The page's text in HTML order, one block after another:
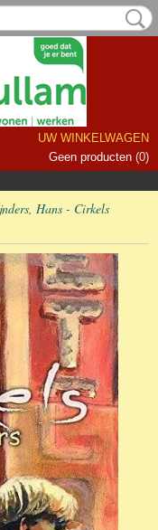
UW WINKELWAGEN
Geen producten (0)
Hans - Cirkels